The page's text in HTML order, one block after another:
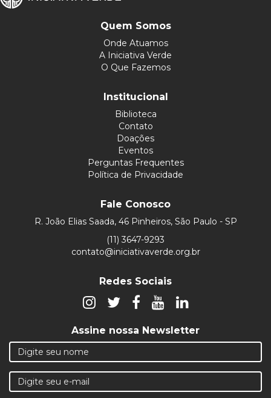
Quem Somos
Onde Atuamos
A Iniciativa Verde
O Que Fazemos
Institucional
Biblioteca
Contato
Doações
Eventos
Perguntas Frequentes
Política de Privacidade
Fale Conosco
R. João Elias Saada, 46 Pinheiros, São Paulo - SP
(11) 3647-9293
contato@iniciativaverde.org.br
Redes Sociais
Assine nossa Newsletter